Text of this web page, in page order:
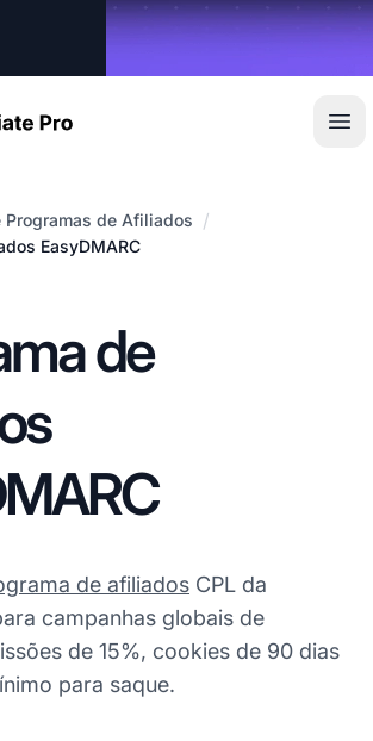
Programas de Afiliados /
EasyDMARC
de
de afiliados CPL da
campanhas globais de
de 15%, cookies de 90 dias
para saque.